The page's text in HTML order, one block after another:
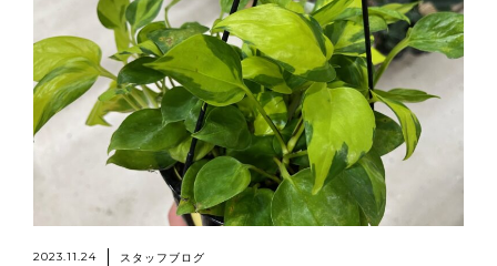
2023.11.24 スタッフブログ